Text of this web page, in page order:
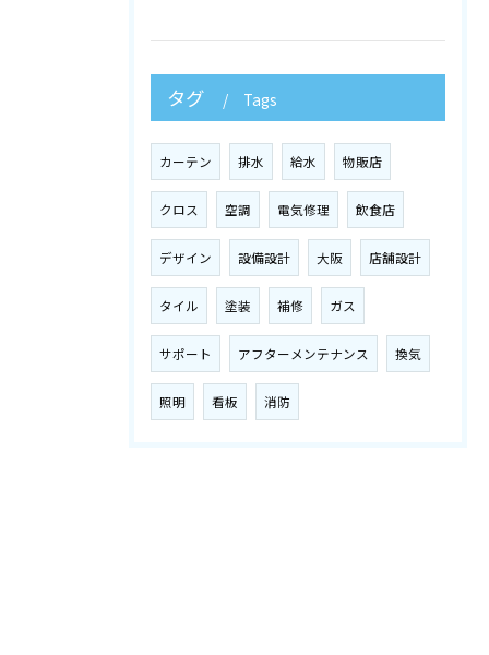
タグ Tags
カーテン 排水 給水 物販店
クロス 空調 電気修理 飲食店
デザイン 設備設計 大阪 店舗設計
タイル 塗装 補修 ガス
サポート アフターメンテナンス 換気
照明 看板 消防